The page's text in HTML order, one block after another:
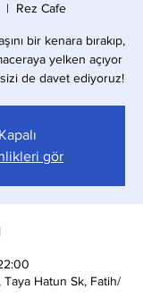
  |
Rez Cafe
bir kenara bırakıp,
yelken açıyor
de davet ediyoruz!
gör
Taya Hatun Sk, Fatih/